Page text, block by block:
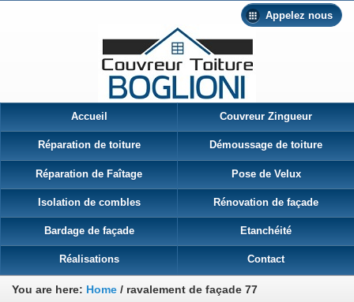
Appelez nous
Accueil Couvreur Zingueur
Réparation de toiture Démoussage de toiture
Réparation de Faîtage Pose de Velux
Isolation de combles Rénovation de façade
Bardage de façade Etanchéité
Réalisations Contact
You are here: Home / ravalement de façade 77